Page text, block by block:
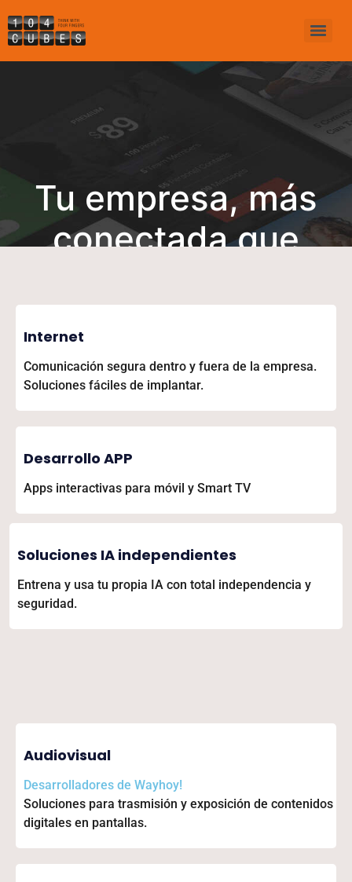
Tu empresa, más
conectada que
Internet
Comunicación segura dentro y fuera de la empresa.
Soluciones fáciles de implantar.
Desarrollo APP
Apps interactivas para móvil y Smart TV
Soluciones IA independientes
Entrena y usa tu propia IA con total independencia y
seguridad.
Audiovisual
Desarrolladores de Wayhoy!
Soluciones para trasmisión y exposición de contenidos
digitales en pantallas.